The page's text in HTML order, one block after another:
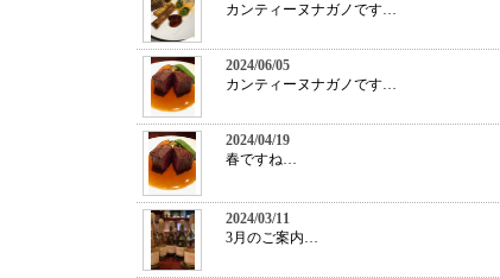
カンティーヌナガノです…
2024/06/05
カンティーヌナガノです…
2024/04/19
春ですね…
2024/03/11
3月のご案内…